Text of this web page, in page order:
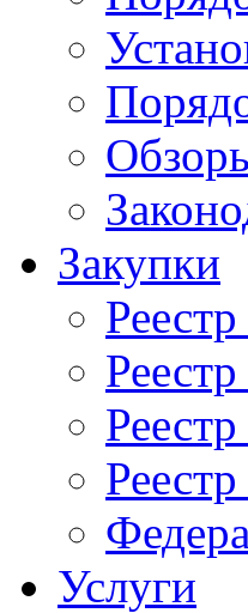
Закупки
Реестр
Услуги